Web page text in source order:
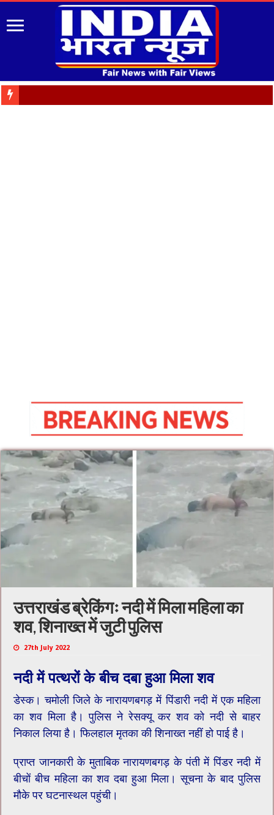
उत्तराखंड ब्रेकिंगः नदी में मिला महिला का
शव, शिनाख्त में जुटी पुलिस
27th July 2022
नदी में पत्थरों के बीच दबा हुआ मिला शव
डेस्क। चमोली जिले के नारायणबगड़ में पिंडारी नदी में एक महिला
का शव मिला है। पुलिस ने रेसक्यू कर शव को नदी से बाहर
निकाल लिया है। फिलहाल मृतका की शिनाख्त नहीं हो पाई है।
प्राप्त जानकारी के मुताबिक नारायणबगड़ के पंती में पिंडर नदी में
बीचों बीच महिला का शव दबा हुआ मिला। सूचना के बाद पुलिस
मौके पर घटनास्थल पहुंची।